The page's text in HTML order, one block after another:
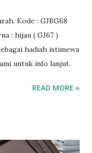
Kode : GJBG68
: hijau ( GJ67 )
hadiah istimewa
untuk info lanjut.
READ MORE »